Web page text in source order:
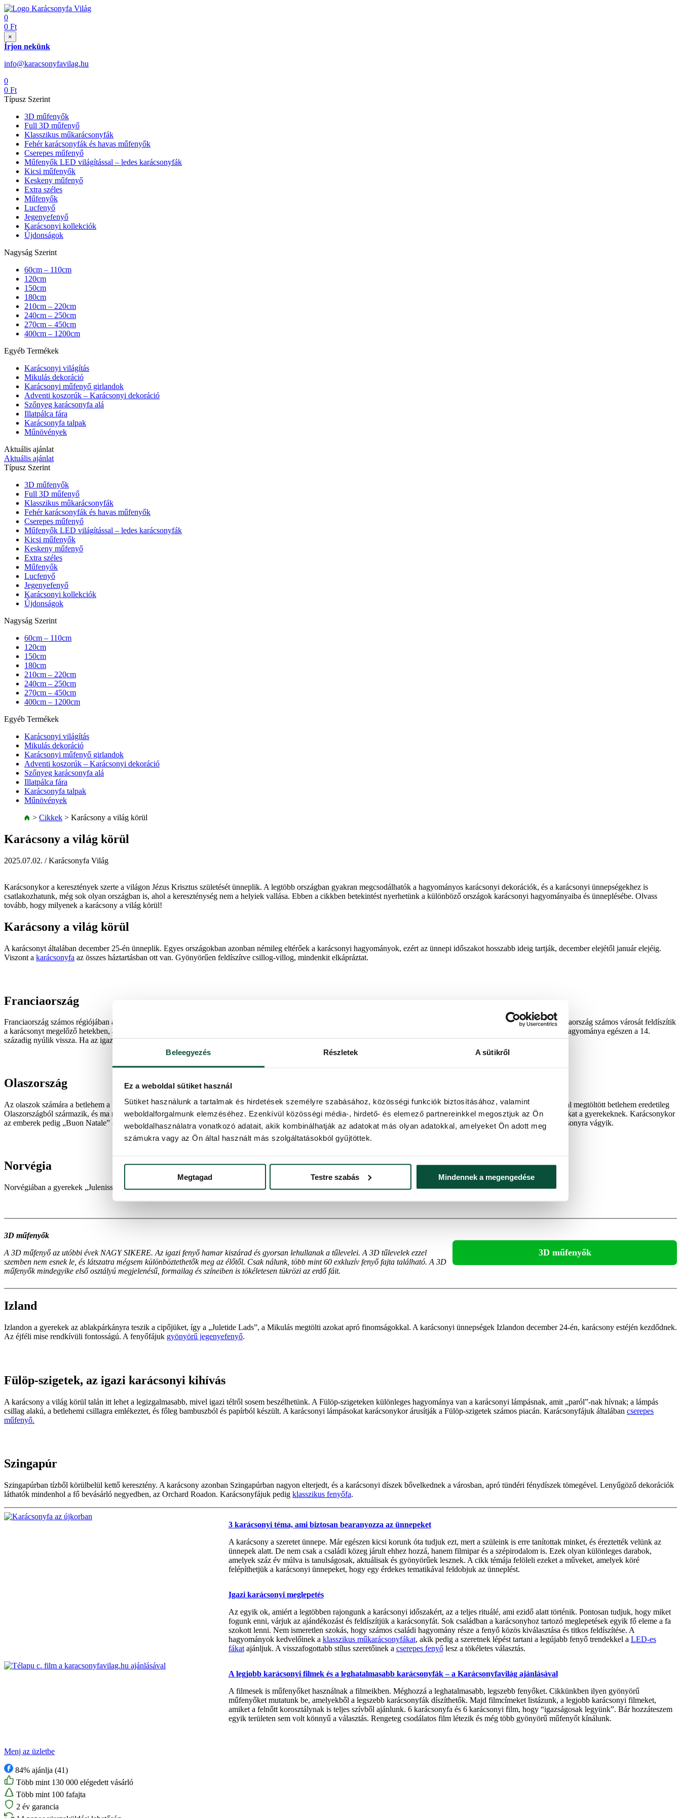
Beleegyezés Részletek A sütikről
Ez a weboldal sütiket használ
Sütiket használunk a tartalmak és hirdetések személyre szabásához, közösségi funkciók biztosításához, valamint
weboldalforgalmunk elemzéséhez. Ezenkívül közösségi média-, hirdető- és elemező partnereinkkel megosztjuk az Ön
weboldalhasználatra vonatkozó adatait, akik kombinálhatják az adatokat más olyan adatokkal, amelyeket Ön adott meg
számukra vagy az Ön által használt más szolgáltatásokból gyűjtöttek.
Megtagad Testre szabás Mindennek a megengedése
0
0 Ft
×
Írjon nekünk
info@karacsonyfavilag.hu
0
0 Ft
Típusz Szerint
3D műfenyők
Full 3D műfenyő
Klasszikus műkarácsonyfák
Fehér karácsonyfák és havas műfenyők
Cserepes műfenyő
Műfenyők LED világítással – ledes karácsonyfák
Kicsi műfenyők
Keskeny műfenyő
Extra széles
Műfenyők
Lucfenyő
Jegenyefenyő
Karácsonyi kollekciók
Újdonságok
Nagyság Szerint
60cm – 110cm
120cm
150cm
180cm
210cm – 220cm
240cm – 250cm
270cm – 450cm
400cm – 1200cm
Egyéb Termékek
Karácsonyi világítás
Mikulás dekoráció
Karácsonyi műfenyő girlandok
Adventi koszorúk – Karácsonyi dekoráció
Szőnyeg karácsonyfa alá
Illatpálca fára
Karácsonyfa talpak
Műnövények
Aktuális ajánlat
Aktuális ajánlat
Típusz Szerint
3D műfenyők
Full 3D műfenyő
Klasszikus műkarácsonyfák
Fehér karácsonyfák és havas műfenyők
Cserepes műfenyő
Műfenyők LED világítással – ledes karácsonyfák
Kicsi műfenyők
Keskeny műfenyő
Extra széles
Műfenyők
Lucfenyő
Jegenyefenyő
Karácsonyi kollekciók
Újdonságok
Nagyság Szerint
60cm – 110cm
120cm
150cm
180cm
210cm – 220cm
240cm – 250cm
270cm – 450cm
400cm – 1200cm
Egyéb Termékek
Karácsonyi világítás
Mikulás dekoráció
Karácsonyi műfenyő girlandok
Adventi koszorúk – Karácsonyi dekoráció
Szőnyeg karácsonyfa alá
Illatpálca fára
Karácsonyfa talpak
Műnövények
> Cikkek > Karácsony a világ körül
Karácsony a világ körül
2025.07.02. / Karácsonyfa Világ
Karácsonykor a keresztények szerte a világon Jézus Krisztus születését ünneplik. A legtöbb országban gyakran megcsodálhatók a hagyományos karácsonyi dekorációk, és a karácsonyi ünnepségekhez is
csatlakozhatunk, még sok olyan országban is, ahol a kereszténység nem a helyiek vallása. Ebben a cikkben betekintést nyerhetünk a különböző országok karácsonyi hagyományaiba és ünneplésébe. Olvass
tovább, hogy milyenek a karácsony a világ körül!
Karácsony a világ körül
A karácsonyt általában december 25-én ünneplik. Egyes országokban azonban némileg eltérőek a karácsonyi hagyományok, ezért az ünnepi időszakot hosszabb ideig tartják, december elejétől január elejéig.
Viszont a karácsonyfa az összes háztartásban ott van. Gyönyörűen feldíszítve csillog-villog, mindenkit elkápráztat.
Franciaország
Franciaország számos régiójában a karácsonyi ünnepségek december 6-án, Szent Miklós napjával kezdődnek. Ekkor a gyerekek édességeket és apró ajándékokat kapnak. Franciaország számos városát feldíszítik
a karácsonyt megelőző hetekben, a gyerekek pedig türelmesen nyitogatják az adventi naptárnak mind a 24 ablakát. Az elzászi régióban a feldíszített karácsonyfák felállításának hagyománya egészen a 14.
századig nyúlik vissza. Ha az igazi francia karácsonyi érzetet szeretné otthonában tudni, válasszon
Olaszország
Az olaszok számára a betlehem a karácsonyi dekoráció legfontosabb része. Ezt általában templomokban, városi tereken és a saját otthonukban helyezik el a családok. A szalmával megtöltött betlehem eredetileg
Olaszországból származik, és ma már a világ számos országában elterjedt. Olaszországban a „Babbo Natale”, így hívják olaszul a Mikulást, karácsony napján hozza az ajándékokat a gyerekeknek. Karácsonykor
az emberek pedig „Buon Natale” -t, azaz „Boldog karácsonyt” kívánnak egymásnak. Az olasz karácsonyfa sűrű és terebélyes, válasszonFull 3D műfenyőt,ha Ön is olasz karácsonyra vágyik.
Norvégia
Norvégiában a gyerekek „Julenisse”-t, a norvég Mikulást várják. Szenteste a „Julenisse” ajándékokat hoz a gyerekeknek. A karácsonyfájuk pedigfehér havas műfenyő.
3D műfenyők
A 3D műfenyő az utóbbi évek NAGY SIKERE. Az igazi fenyő hamar kiszárad és gyorsan lehullanak a tűlevelei. A 3D tűlevelek ezzel
szemben nem esnek le, és látszatra mégsem különböztethetők meg az élőtől. Csak nálunk, több mint 60 exkluzív fenyő fajta található. A 3D
műfenyők mindegyike első osztályú megjelenésű, formailag és színeiben is tökéletesen tükrözi az erdő fáit.
3D műfenyők
Izland
Izlandon a gyerekek az ablakpárkányra teszik a cipőjüket, így a „Juletide Lads”, a Mikulás megtölti azokat apró finomságokkal. A karácsonyi ünnepségek Izlandon december 24-én, karácsony estéjén kezdődnek.
Az éjféli mise rendkívüli fontosságú. A fenyőfájuk gyönyörű jegenyefenyő.
Fülöp-szigetek, az igazi karácsonyi kihívás
A karácsony a világ körül talán itt lehet a legizgalmasabb, mivel igazi télről sosem beszélhetünk. A Fülöp-szigeteken különleges hagyománya van a karácsonyi lámpásnak, amit „paról”-nak hívnak; a lámpás
csillag alakú, a betlehemi csillagra emlékeztet, és főleg bambuszból és papírból készült. A karácsonyi lámpásokat karácsonykor árusítják a Fülöp-szigetek számos piacán. Karácsonyfájuk általában cserepes
műfenyő.
Szingapúr
Szingapúrban tízből körülbelül kettő keresztény. A karácsony azonban Szingapúrban nagyon elterjedt, és a karácsonyi díszek bővelkednek a városban, apró tündéri fénydíszek tömegével. Lenyűgöző dekorációk
láthatók mindenhol a fő bevásárló negyedben, az Orchard Roadon. Karácsonyfájuk pedig klasszikus fenyőfa.
3 karácsonyi téma, ami biztosan bearanyozza az ünnepeket
A karácsony a szeretet ünnepe. Már egészen kicsi korunk óta tudjuk ezt, mert a szüleink is erre tanítottak minket, és éreztették velünk az
ünnepek alatt. De nem csak a családi közeg járult ehhez hozzá, hanem filmipar és a szépirodalom is. Ezek olyan különleges darabok,
amelyek száz év múlva is tanulságosak, aktuálisak és gyönyörűek lesznek. A cikk témája felöleli ezeket a műveket, amelyek köré
felépíthetjük a karácsonyi ünnepeket, hogy egy érdekes tematikával feldobjuk az ünneplést.
Igazi karácsonyi meglepetés
Az egyik ok, amiért a legtöbben rajongunk a karácsonyi időszakért, az a teljes rituálé, ami ezidő alatt történik. Pontosan tudjuk, hogy miket
fogunk enni, várjuk az ajándékozást és feldíszítjük a karácsonyfát. Sok családban a karácsonyhoz tartozó meglepetések egyik fő eleme a fa
szokott lenni. Nem ismeretlen szokás, hogy számos családi hagyomány része a fenyő közös kiválasztása és titkos feldíszítése. A
hagyományok kedvelőinek a klasszikus műkarácsonyfákat, akik pedig a szeretnek lépést tartani a legújabb fenyő trendekkel a LED-es
fákatajánljuk. A visszafogottabb stílus szeretőinek a cserepes fenyőlesz a tökéletes választás.
A legjobb karácsonyi filmek és a leghatalmasabb karácsonyfák – a Karácsonyfavilág ajánlásával
A filmesek is műfenyőket használnak a filmeikben. Méghozzá a leghatalmasabb, legszebb fenyőket. Cikkünkben ilyen gyönyörű
műfenyőket mutatunk be, amelyekből a legszebb karácsonyfák díszíthetők. Majd filmcímeket listázunk, a legjobb karácsonyi filmeket,
amiket a felnőtt korosztálynak is teljes szívből ajánlunk. 6 karácsonyfa és 6 karácsonyi film, hogy “igazságosak legyünk”. Bár hozzáteszem
egyik területen sem volt könnyű a választás. Rengeteg csodálatos film létezik és még több gyönyörű műfenyőt kínálunk.
Menj az üzletbe
84% ajánlja (41)
Több mint 130 000 elégedett vásárló
Több mint 100 fafajta
2 év garancia